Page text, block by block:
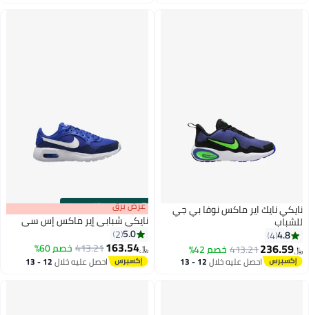
نايكي نايك اير ماكس نوفا بي جي
للشباب
4.8
4
﷼‏236.59
413.21خصم 42%
احصل عليه خلال 12 - 13
00m:00s
·باقي 100% عرض برق
نايكي شبابي إير ماكس إس سي
5.0
2
﷼‏163.54
413.21خصم 60%
احصل عليه خلال 12 - 13